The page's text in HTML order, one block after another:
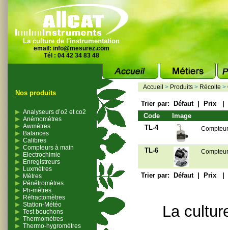
La culture de l'instrumentation
email: info@mesurez.com
Tél : 04 42 34 83 48
Nos produits
Analyseurs d’o2 et co2
Anémomètres
Awmètres
Balances
Calibres
Compteurs à main
Electrochimie
Enregistreurs
Luxmètres
Mètres
Pénétromètres
Ph-mètres
Réfractomètres
Station-Météo
Test bouchons
Thermomètres
Thermo-hygromètres
Accueil > Produits > Récolte >
Trier par: Défaut| Prix
Code
Image
TL-4
TL-6
Trier par: Défaut| Prix
La